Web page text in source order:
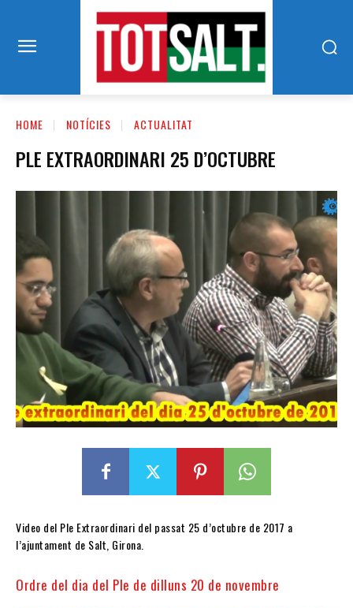
HOME NOTÍCIES ACTUALITAT
PLE EXTRAORDINARI 25 D’OCTUBRE
Video del Ple Extraordinari del passat 25 d’octubre de 2017 a
l’ajuntament de Salt, Girona.
Ordre del dia del Ple de dilluns 20 de novembre